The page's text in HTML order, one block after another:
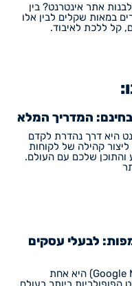
אתר אינטרנט? בין
במאות שקלים לבין אלו
קל ללכת לאיבוד.
המדריך המלא
היא דרך נהדרת לקדם
קהילה של לקוחות
שלכם עם העולם.
לבעלי עסקים
גוגל מפות (Google Maps) היא אחת